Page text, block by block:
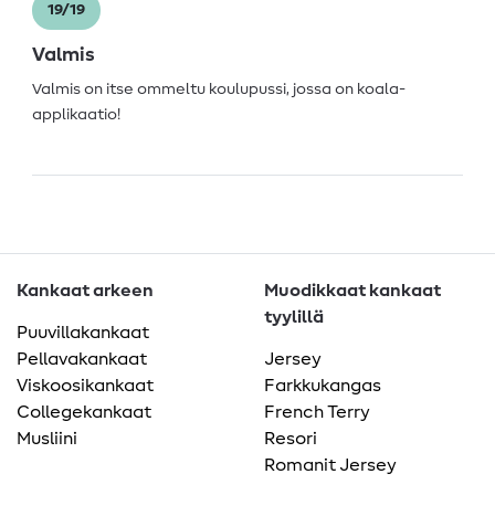
19/19
Valmis
Valmis on itse ommeltu koulupussi, jossa on koala-
applikaatio!
Kankaat arkeen
Puuvillakankaat
Pellavakankaat
Viskoosikankaat
Collegekankaat
Musliini
Muodikkaat kankaat
tyylillä
Jersey
Farkkukangas
French Terry
Resori
Romanit Jersey